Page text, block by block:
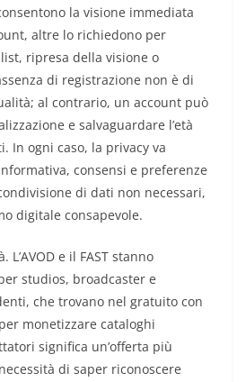
la visione immediata
altre lo richiedono per
ripresa della visione o
di registrazione non è di
al contrario, un account può
e salvaguardare l’età
In ogni caso, la privacy va
consensi e preferenze
di dati non necessari,
digitale consapevole.
e il FAST stanno
studios, broadcaster e
che trovano nel gratuito con
monetizzare cataloghi
significa un’offerta più
di saper riconoscere